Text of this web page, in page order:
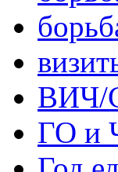
ВИЧ/
ГО и